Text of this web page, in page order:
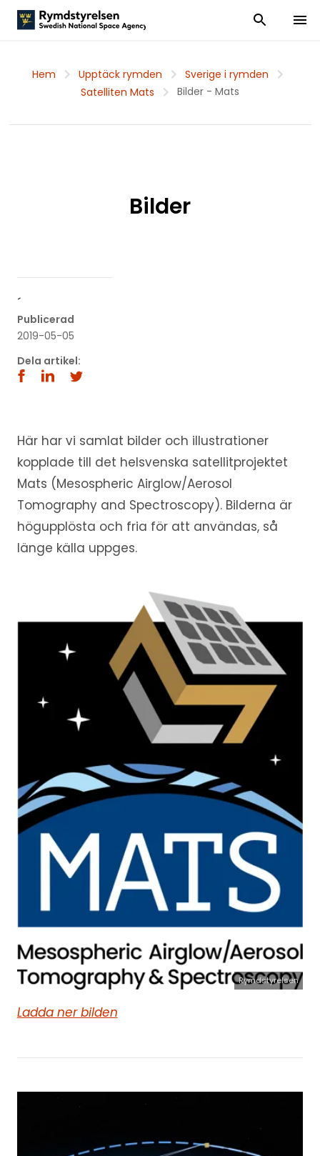
Visa och dölj
Visa
Hem Upptäck rymden
Sverige i rymden
Satelliten Mats
Bilder - Mats
Bilder
´
Publicerad
2019-05-05
Dela artikel:
Här har vi samlat bilder och illustrationer
kopplade till det helsvenska satellitprojektet
Mats (Mesospheric Airglow/Aerosol
Tomography and Spectroscopy). Bilderna är
högupplösta och fria för att användas, så
länge källa uppges.
Rymdstyrelsen
Ladda ner bilden